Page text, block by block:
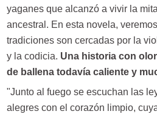
yaganes que alcanzó a vivir la
ancestral. En esta novela,
tradiciones son cercadas por la
y la codicia. Una historia con
de ballena todavía caliente y
"Junto al fuego se escuchan las
alegres con el corazón limpio,